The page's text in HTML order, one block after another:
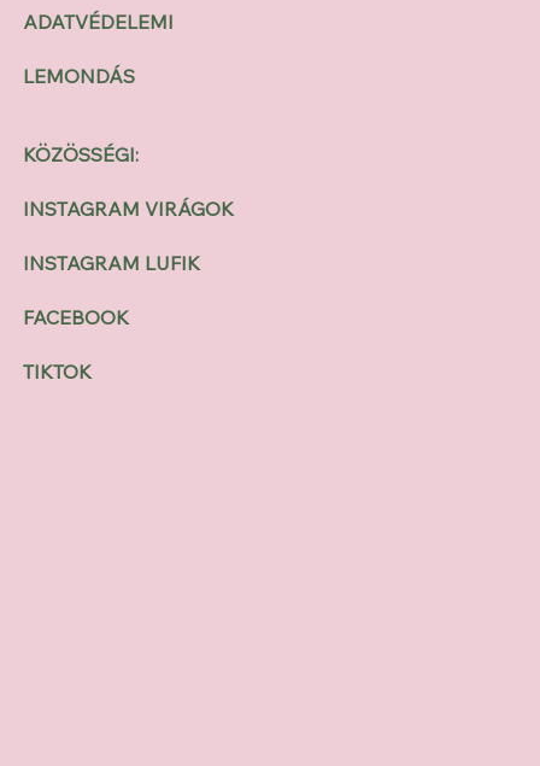
ADATVÉDELEMI
LEMONDÁS
KÖZÖSSÉGI:
INSTAGRAM VIRÁGOK
INSTAGRAM LUFIK
FACEBOOK
TIKTOK